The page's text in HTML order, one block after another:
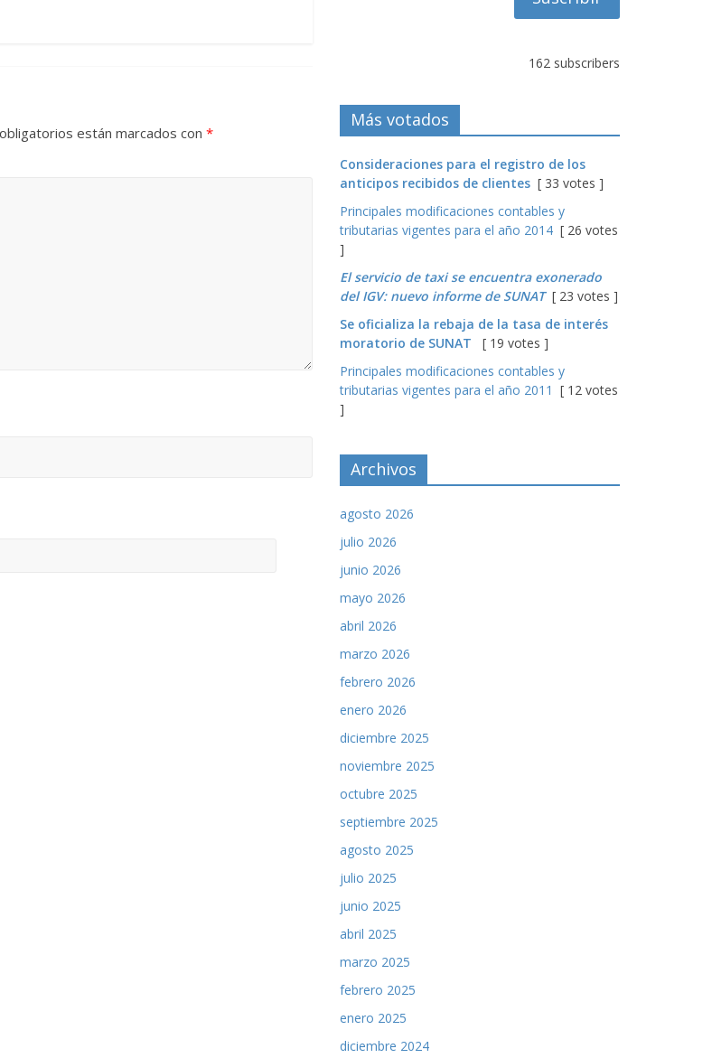
están marcados con *
162 subscribers
Más votados
Consideraciones para el registro de los
anticipos recibidos de clientes [ 33 votes ]
Principales modificaciones contables y
tributarias vigentes para el año 2014 [ 26 votes
]
El servicio de taxi se encuentra exonerado
del IGV: nuevo informe de SUNAT[ 23 votes ]
Se oficializa la rebaja de la tasa de interés
moratorio de SUNAT
[ 19 votes ]
Principales modificaciones contables y
tributarias vigentes para el año 2011 [ 12 votes
]
Archivos
agosto 2026
julio 2026
junio 2026
mayo 2026
abril 2026
marzo 2026
febrero 2026
enero 2026
diciembre 2025
noviembre 2025
octubre 2025
septiembre 2025
agosto 2025
julio 2025
junio 2025
abril 2025
marzo 2025
febrero 2025
enero 2025
diciembre 2024